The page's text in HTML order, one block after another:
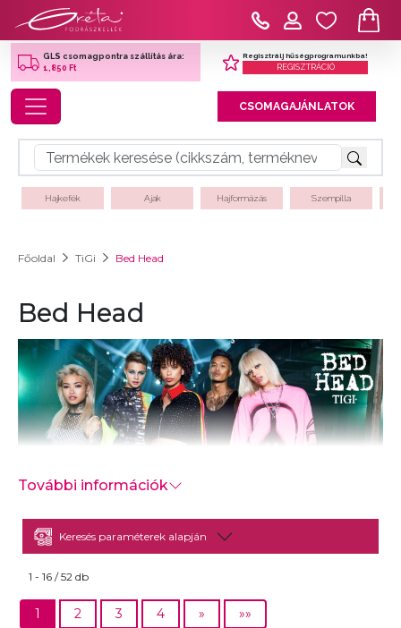
GLS csomagpontra szállítás ára:
1,850 Ft
Regisztrálj hűségprogramunkba!
REGISZTRÁCIÓ
Toggle navigation CSOMAGAJÁNLATOK
Hajkefék Ajak Hajformázás Szempilla
Főoldal TiGi Bed Head
Bed Head
-
További információk
Keresés paraméterek alapján
1 - 16 / 52 db
1 2 3 4 » »»